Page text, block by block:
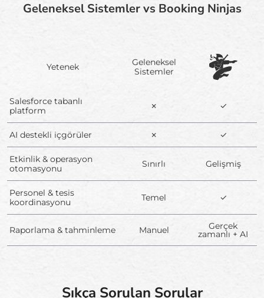
Geleneksel Sistemler vs Booking Ninjas
Yetenek
Geleneksel
Sistemler
Salesforce tabanlı
platform
✗ ✓
AI destekli içgörüler ✗ ✓
Etkinlik & operasyon
otomasyonu
Sınırlı Gelişmiş
Personel & tesis
koordinasyonu
Temel ✓
Raporlama & tahminleme Manuel Gerçek
zamanlı + AI
Sıkça Sorulan Sorular